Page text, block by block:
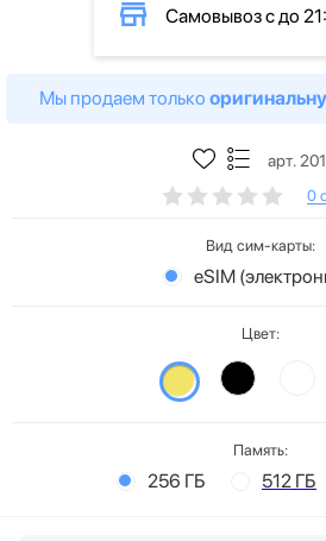
Самовывоз с до
Мы продаем только
арт.
0
Вид сим-карты:
eSIM
Цвет:
Память:
256 ГБ 512 ГБ